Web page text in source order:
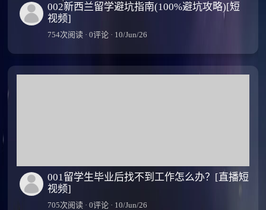
002新西兰留学避坑指南(100%避坑攻略)[短
视频]
754次阅读 · 0评论 · 10/Jun/26
001留学生毕业后找不到工作怎么办？[直播短
视频]
705次阅读 · 0评论 · 10/Jun/26